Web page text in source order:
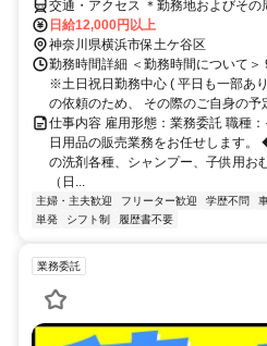
交通・アクセス ＊勤務地およびそ
選択可 ＊転勤なし ＊マイカーor公共
日給12,000円以上
神奈川県横浜市保土ケ谷区
勤務時間詳細 ＜勤務時間について＞
※土日祝日勤務中心 ( 平日も一部あ
の依頼のため、 その際のご自身の予
仕事内容 雇用形態：業務委託 職種
日用品の販売業務をお任せします
の洗剤各種、シャンプー、子供用お
（日...
主婦・主夫歓迎 フリーター歓迎 学歴不問
単発
シフト制 履歴書不要
業務委託